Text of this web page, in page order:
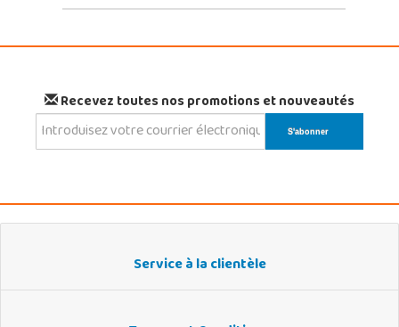
Recevez toutes nos promotions et nouveautés
Service à la clientèle